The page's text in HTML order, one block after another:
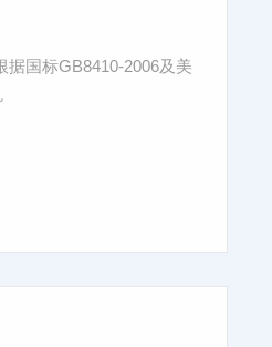
国标GB8410-2006及美